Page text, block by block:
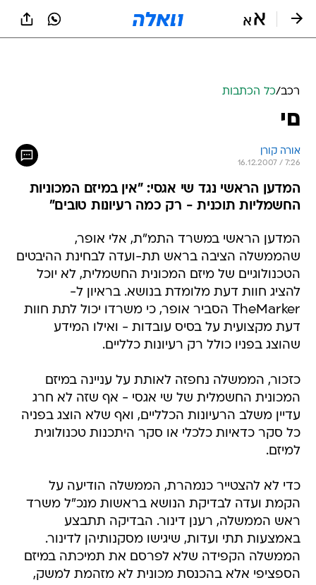
רכב/כל הכתבות
םי
אורה קורן
16.12.2007 / 7:26
המדען הראשי נגד שי אגסי: "אין במיזם המכוניות
החשמליות תוכנית - רק כמה רעיונות טובים"
המדען הראשי במשרד התמ"ת, אלי אופר,
שהממשלה הציבה בראש תת-ועדה לבחינת ההיבטים
הטכנולוגיים של מיזם המכונית החשמלית, לא יוכל
להציג חוות דעת מלומדת בנושא. בראיון ל-
TheMarker הסביר אופר, כי משרדו יכול לתת חוות
דעת מקצועית על בסיס עובדות - ואילו המידע
שהוצג בפניו כולל רק רעיונות כלליים.
כזכור, הממשלה נחפזה לאותת על עניינה במיזם
המכונית החשמלית של שי אגסי - אף שזה לא חרג
עדיין משלב הרעיונות הכלליים, ואף שלא הוצג בפניה
כל סקר כדאיות כלכלי או סקר היתכנות טכנולוגית
למיזם.
כדי לא להצטייר כנמהרת, הממשלה הודיעה על
הקמת ועדה לבדיקת הנושא בראשות מנכ"ל משרד
ראש הממשלה, רענן דינור. הבדיקה תתבצע
באמצעות תתי ועדות, שיגישו מסקנותיהן לדינור.
הממשלה הקפידה שלא לפרסם את תמיכתה במיזם
הספציפי אלא בהכנסת מכונית לא מזהמת למשק,